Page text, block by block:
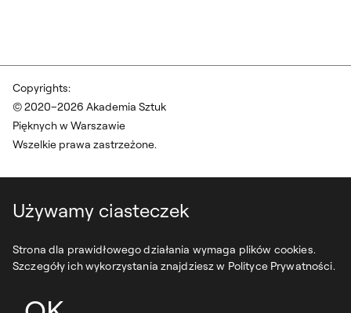
Używamy ciasteczek
Strona dla prawidłowego działania wymaga plików cookies.
Szczegóły ich wykorzystania znajdziesz w Polityce Prywatności.
Copyrights:
© 2020–2026 Akademia Sztuk
Pięknych w Warszawie
Wszelkie prawa zastrzeżone.